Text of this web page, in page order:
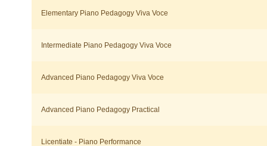
Elementary Piano Pedagogy Viva Voce
Intermediate Piano Pedagogy Viva Voce
Advanced Piano Pedagogy Viva Voce
Advanced Piano Pedagogy Practical
Licentiate - Piano Performance